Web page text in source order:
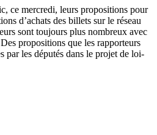
ce mercredi, leurs propositions pour
d’achats des billets sur le réseau
sont toujours plus nombreux avec
propositions que les rapporteurs
par les députés dans le projet de loi-